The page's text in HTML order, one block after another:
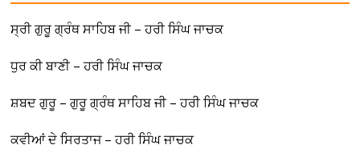
ਸ੍ਰੀ ਗੁਰੂ ਗ੍ਰੰਥ ਸਾਹਿਬ ਜੀ – ਹਰੀ ਸਿੰਘ ਜਾਚਕ
ਧੁਰ ਕੀ ਬਾਣੀ – ਹਰੀ ਸਿੰਘ ਜਾਚਕ
ਸ਼ਬਦ ਗੁਰੂ – ਗੁਰੂ ਗ੍ਰੰਥ ਸਾਹਿਬ ਜੀ – ਹਰੀ ਸਿੰਘ ਜਾਚਕ
ਕਵੀਆਂ ਦੇ ਸਿਰਤਾਜ – ਹਰੀ ਸਿੰਘ ਜਾਚਕ